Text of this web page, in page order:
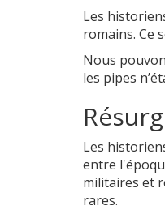
Les
romains. Ce
Nous
les pipes
Les
entre
militaires et
rares.